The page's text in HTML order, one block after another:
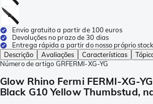
Envio gratuito a partir de 100 euros
Devoluções no prazo de 30 dias
Entrega rápida a partir do nosso próprio stock
Descrição
Avaliações Características
Número de artigo GRFERMI-XG-YG
Glow Rhino Fermi FERMI-XG-
Black G10 Yellow Thumbstud,